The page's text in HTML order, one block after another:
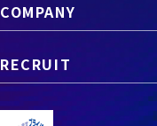
COMPANY
RECRUIT